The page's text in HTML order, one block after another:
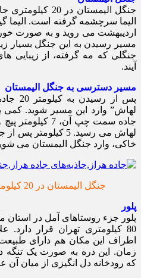
جنگل الیمستان در
الیما سرچشمه گرفته است. الیما
اردیبهشت می روید و به صورت
مسیر رسیدن به این جنگل بسیار
جنگلی که مه گرفته، از زیبایی
آیند.
مسیر دسترسی به جنگل الیمستان
پس از
لهاش” وارد این مسیر شوید.
جاده سمت چپ
لهاش می رسید. 5
خاکی، وارد جنگل الیمستان می
جنگل الیمستان در 20 کیلومتری جاده هراز قرار دارد
پلور
پلور جزء روستاهای آمل در
80 کیلومتری تهران قرار دارد.
اطراف این مکان هم دارای طبیعت
زمان. این دره به صورت یک تنگه
که رودخانه دل انگیزی از میان آن